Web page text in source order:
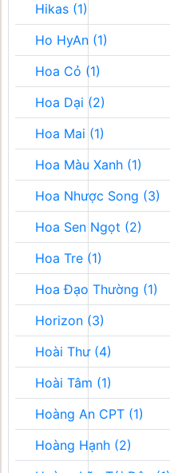
Hikas (1)
Ho HyAn (1)
Hoa Cỏ (1)
Hoa Dại (2)
Hoa Mai (1)
Hoa Màu Xanh (1)
Hoa Nhược Song (3)
Hoa Sen Ngọt (2)
Hoa Tre (1)
Hoa Đạo Thường (1)
Horizon (3)
Hoài Thư (4)
Hoài Tâm (1)
Hoàng An CPT (1)
Hoàng Hạnh (2)